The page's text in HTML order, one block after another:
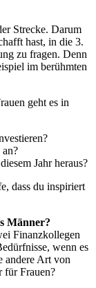
Strecke. Darum
hast, in die 3.
zu fragen. Denn
im berühmten
geht es in
Jahr heraus?
dass du inspiriert
Männer?
Finanzkollegen
wenn es
andere Art von
für Frauen?